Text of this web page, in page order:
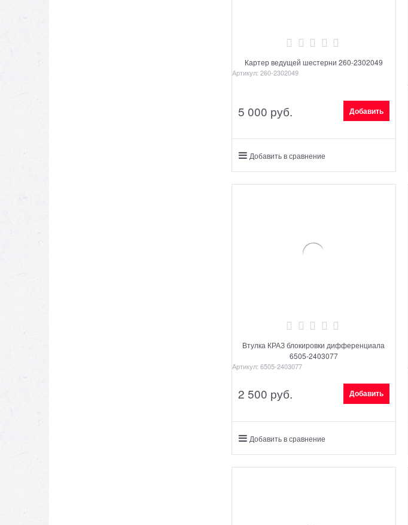
Картер ведущей шестерни 260-2302049
Артикул: 260-2302049
5 000 руб. Добавить
Добавить в сравнение
Втулка КРАЗ блокировки дифференциала
6505-2403077
Артикул: 6505-2403077
2 500 руб. Добавить
Добавить в сравнение